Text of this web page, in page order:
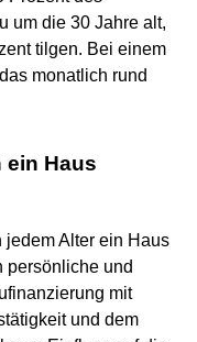
um die 30 Jahre alt,
tilgen. Bei einem
monatlich rund
ein Haus
Alter ein Haus
persönliche und
mit
und dem